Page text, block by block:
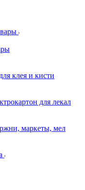
клея и кисти
для лекал
маркеты, мел